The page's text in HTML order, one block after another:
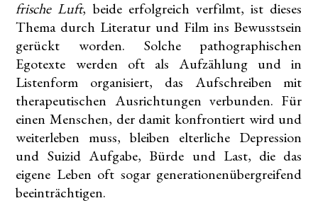
frische Luft, beide erfolgreich verfilmt, ist dieses
Thema durch Literatur und Film ins Bewusstsein
gerückt worden. Solche pathographischen
Egotexte werden oft als Aufzählung und in
Listenform organisiert, das Aufschreiben mit
therapeutischen Ausrichtungen verbunden. Für
einen Menschen, der damit konfrontiert wird und
weiterleben muss, bleiben elterliche Depression
und Suizid Aufgabe, Bürde und Last, die das
eigene Leben oft sogar generationenübergreifend
beeinträchtigen.